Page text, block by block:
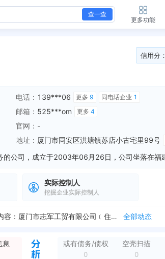
查一查
更多功能
信用分：
电话： 139***06 更多 9 同电话企业 1
邮箱： 525***om 更多 4
官网： -
地址： 厦门市同安区洪塘镇苏店小古宅里99号
实际控制人
挖掘企业实际控制人
新增行政许可，许可机关：厦门市同安区市场监督管理局 许可内容：厦门市志军工贸有限公司﹝住所:厦门市同安区洪塘镇苏店小古宅里99号﹞:经审查,提交的厦门市志...
全部动态
管理局 检查日期：2023-01-19
全部动态
全部动态
息 或有债务/债权
0
空壳扫描
0